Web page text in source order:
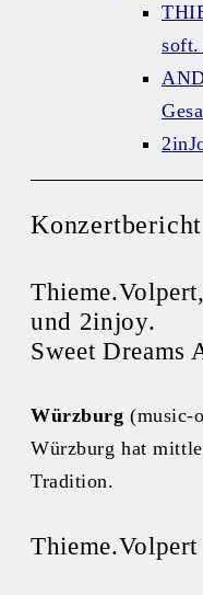
soft.
Konzertbericht
und 2injoy.
Sweet Dreams
Würzburg (music-
Würzburg hat
Tradition.
Thieme.Volpert